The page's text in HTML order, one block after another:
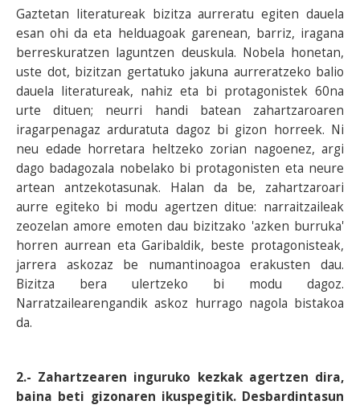
Gaztetan literatureak bizitza aurreratu egiten dauela
esan ohi da eta helduagoak garenean, barriz, iragana
berreskuratzen laguntzen deuskula. Nobela honetan,
uste dot, bizitzan gertatuko jakuna aurreratzeko balio
dauela literatureak, nahiz eta bi protagonistek 60na
urte dituen; neurri handi batean zahartzaroaren
iragarpenagaz arduratuta dagoz bi gizon horreek. Ni
neu edade horretara heltzeko zorian nagoenez, argi
dago badagozala nobelako bi protagonisten eta neure
artean antzekotasunak. Halan da be, zahartzaroari
aurre egiteko bi modu agertzen ditue: narraitzaileak
zeozelan amore emoten dau bizitzako 'azken burruka'
horren aurrean eta Garibaldik, beste protagonisteak,
jarrera askozaz be numantinoagoa erakusten dau.
Bizitza bera ulertzeko bi modu dagoz.
Narratzailearengandik askoz hurrago nagola bistakoa
da.
2.- Zahartzearen inguruko kezkak agertzen dira,
baina beti gizonaren ikuspegitik. Desbardintasun